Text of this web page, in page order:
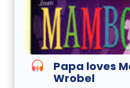
Papa loves
Wrobel